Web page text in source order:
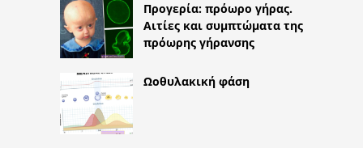
Προγερία: πρόωρο γήρας.
Αιτίες και συμπτώματα της
πρόωρης γήρανσης
Ωοθυλακική φάση